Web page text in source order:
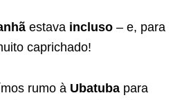
estava incluso – e, para
caprichado!
rumo à Ubatuba para